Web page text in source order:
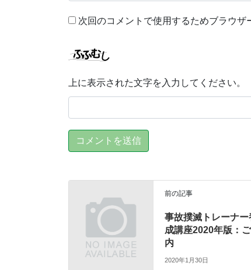
次回のコメントで使用するためブラウザ
上に表示された文字を入力してください。
前の記事
事故撲滅トレーナー
成講座2020年版：
内
2020年1月30日